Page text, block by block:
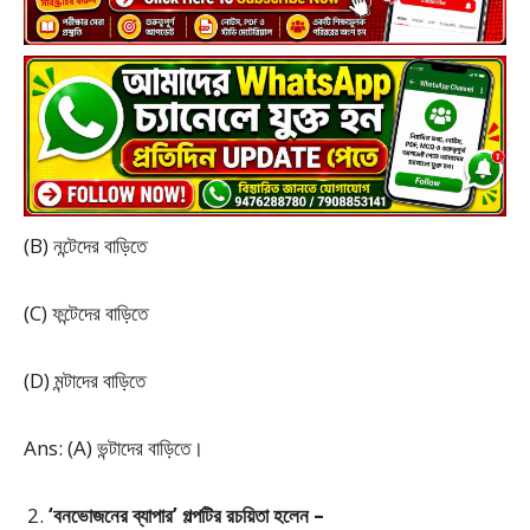
(B) নন্টেদের বাড়িতে
(C) ফন্টেদের বাড়িতে
(D) মন্টাদের বাড়িতে
Ans: (A) ভন্টাদের বাড়িতে।
‘বনভোজনের ব্যাপার’ গল্পটির রচয়িতা হলেন –